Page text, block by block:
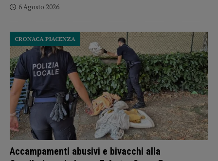
6 Agosto 2026
Accampamenti abusivi e bivacchi alla
CRONACA PIACENZA